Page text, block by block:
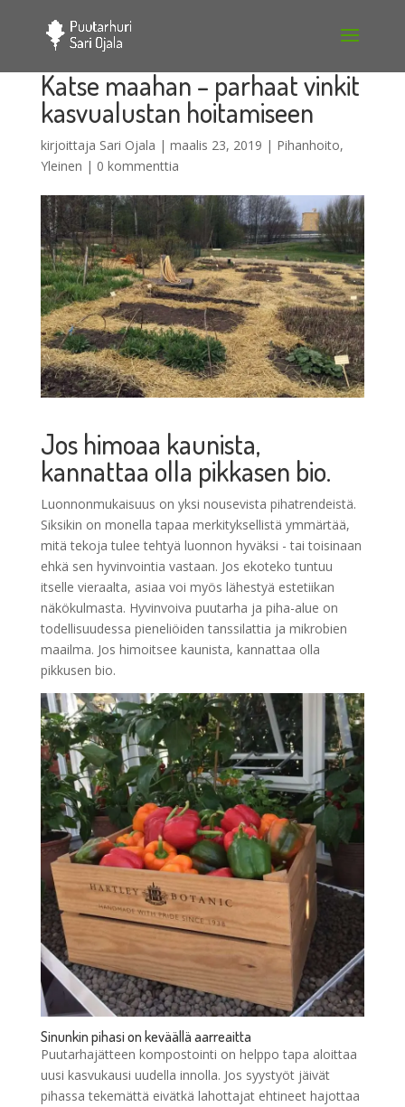
Katse maahan – parhaat vinkit
kasvualustan hoitamiseen
kirjoittaja Sari Ojala | maalis 23, 2019 | Pihanhoito,
Yleinen | 0 kommenttia
Jos himoaa kaunista,
kannattaa olla pikkasen bio.
Luonnonmukaisuus on yksi nousevista pihatrendeistä.
Siksikin on monella tapaa merkityksellistä ymmärtää,
mitä tekoja tulee tehtyä luonnon hyväksi - tai toisinaan
ehkä sen hyvinvointia vastaan. Jos ekoteko tuntuu
itselle vieraalta, asiaa voi myös lähestyä estetiikan
näkökulmasta. Hyvinvoiva puutarha ja piha-alue on
todellisuudessa pieneliöiden tanssilattia ja mikrobien
maailma. Jos himoitsee kaunista, kannattaa olla
pikkusen bio.
Sinunkin pihasi on keväällä aarreaitta
Puutarhajätteen kompostointi on helppo tapa aloittaa
uusi kasvukausi uudella innolla. Jos syystyöt jäivät
pihassa tekemättä eivätkä lahottajat ehtineet hajottaa